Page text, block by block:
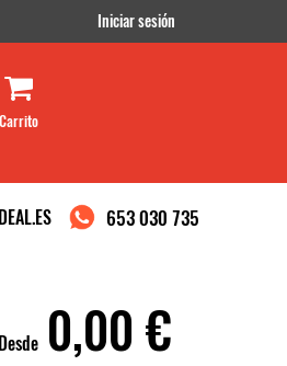
Iniciar sesión
653 030 735
Desde 0,00 €